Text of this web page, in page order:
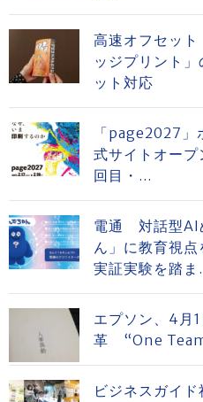
高速オフセッ
ッジプリント
ット対応
「page2027」
式サイトオー
回目・...
電通 対話型AI
ん」に教育視
実証実験を踏ま
エプソン、4月
革 “One
ビジネスガイ